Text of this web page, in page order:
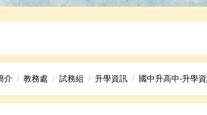
介 教務處 試務組 升學資訊 國中升高中-升學